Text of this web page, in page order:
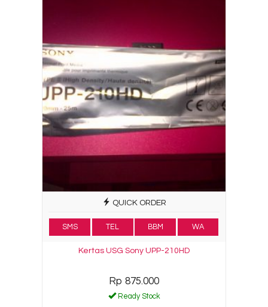
QUICK ORDER
SMS TEL BBM WA
Kertas USG Sony UPP-210HD
Rp 875.000
Ready Stock